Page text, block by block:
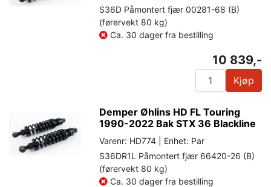
S36D Påmontert fjær 00281-68 (B)
(førervekt 80 kg)
Ca. 30 dager fra bestilling
10 839,-
Kjøp
Demper Øhlins HD FL Touring
1990-2022 Bak STX 36 Blackline
Varenr: HD774 | Enhet: Par
S36DR1L Påmontert fjær 66420-26 (B)
(førervekt 80 kg)
Ca. 30 dager fra bestilling